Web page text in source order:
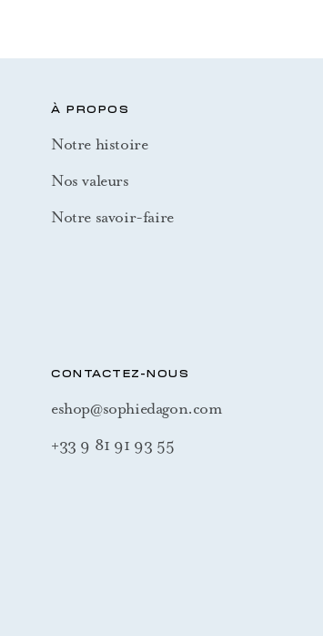
À PROPOS
Notre histoire
Nos valeurs
Notre savoir-faire
CONTACTEZ-NOUS
eshop@sophiedagon.com
+33 9 81 91 93 55